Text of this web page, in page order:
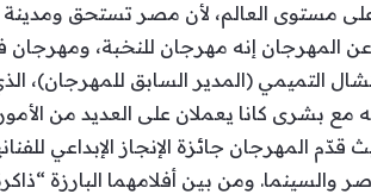
مستوى العالم، لأن مصر تستحق ومدينة
عن المهرجان إنه مهرجان للنخبة،
التميمي (المدير السابق
مع بشرى كانا يعملان على العديد من
المهرجان جائزة الإنجاز الإبداعي
والسينما. ومن بين أفلامهما البارزة